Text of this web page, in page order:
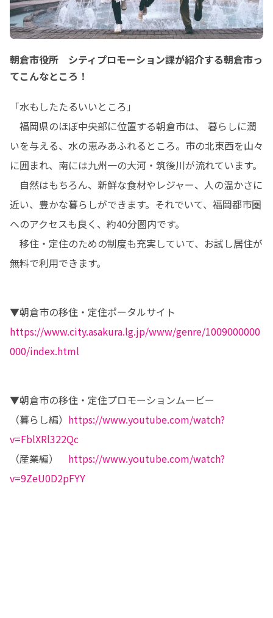
朝倉市役所 シティプロモーション課が紹介する朝倉市っ
てこんなところ！
「水もしたたるいいところ」
福岡県のほぼ中央部に位置する朝倉市は、 暮らしに潤
いを与える、水の恵みあふれるところ。市の北東西を山々
に囲まれ、南には九州一の大河・筑後川が流れています。
自然はもちろん、新鮮な食材やレジャー、人の温かさに
近い、豊かな暮らしができます。それでいて、福岡都市圏
へのアクセスも良く、約40分圏内です。
移住・定住のための制度も充実していて、お試し居住が
無料で利用できます。
https://www.city.asakura.lg.jp/www/genre/1009000000
000/index.html
▼朝倉市の移住・定住プロモーションムービー
（暮らし編） https://www.youtube.com/watch?
v=FblXRl322Qc
（産業編） https://www.youtube.com/watch?
v=9ZeU0D2pFYY